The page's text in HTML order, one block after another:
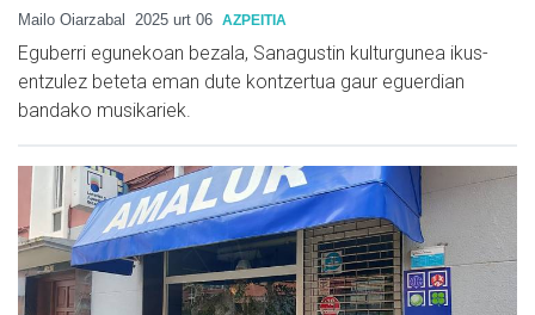
Mailo Oiarzabal 2025 urt 06 AZPEITIA
Eguberri egunekoan bezala, Sanagustin kulturgunea ikus-
entzulez beteta eman dute kontzertua gaur eguerdian
bandako musikariek.